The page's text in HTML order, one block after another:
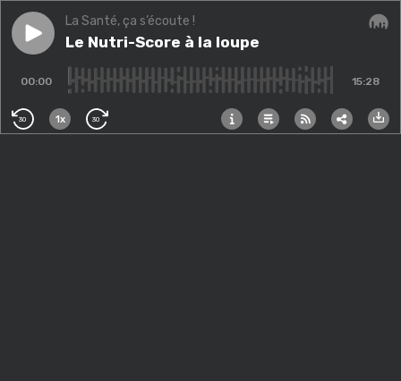
Play episodeLe Nutri-Score à la loupe
La Santé, ça s’écoute !
Le Nutri-Score à la loupe
00:00 15:28
30 1x 30